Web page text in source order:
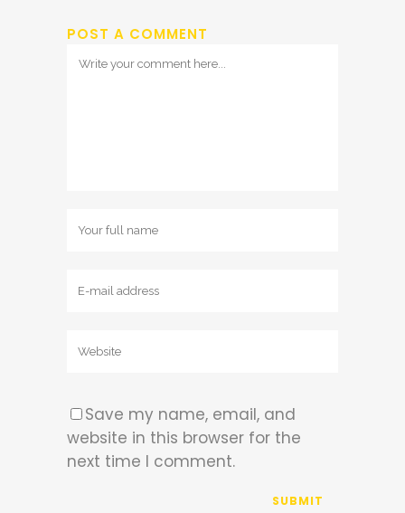
POST A COMMENT
Save my name, email, and
website in this browser for the
next time I comment.